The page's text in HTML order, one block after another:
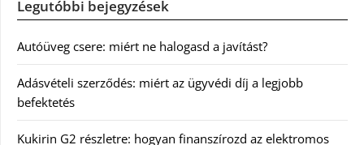
Legutóbbi bejegyzések
Autóüveg csere: miért ne halogasd a javítást?
Adásvételi szerződés: miért az ügyvédi díj a legjobb
befektetés
Kukirin G2 részletre: hogyan finanszírozd az elektromos